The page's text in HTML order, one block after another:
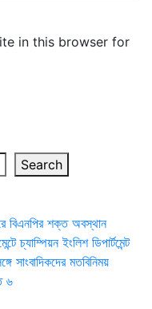
in this browser for
Search
বিএনপির শক্ত অবস্থান
চ্যাম্পিয়ন ইংলিশ ডিপার্টমেন্ট
সাংবাদিকদের মতবিনিময়
৬